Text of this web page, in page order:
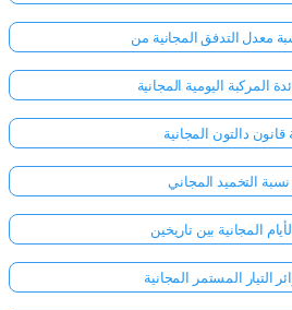
المركبة اليومية المجانية
دالتون المجانية
التخميد المجاني
المجانية بين تاريخين
التيار المستمر المجانية